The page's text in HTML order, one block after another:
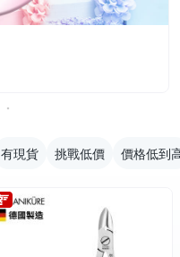
有現貨 挑戰低價 價格低到